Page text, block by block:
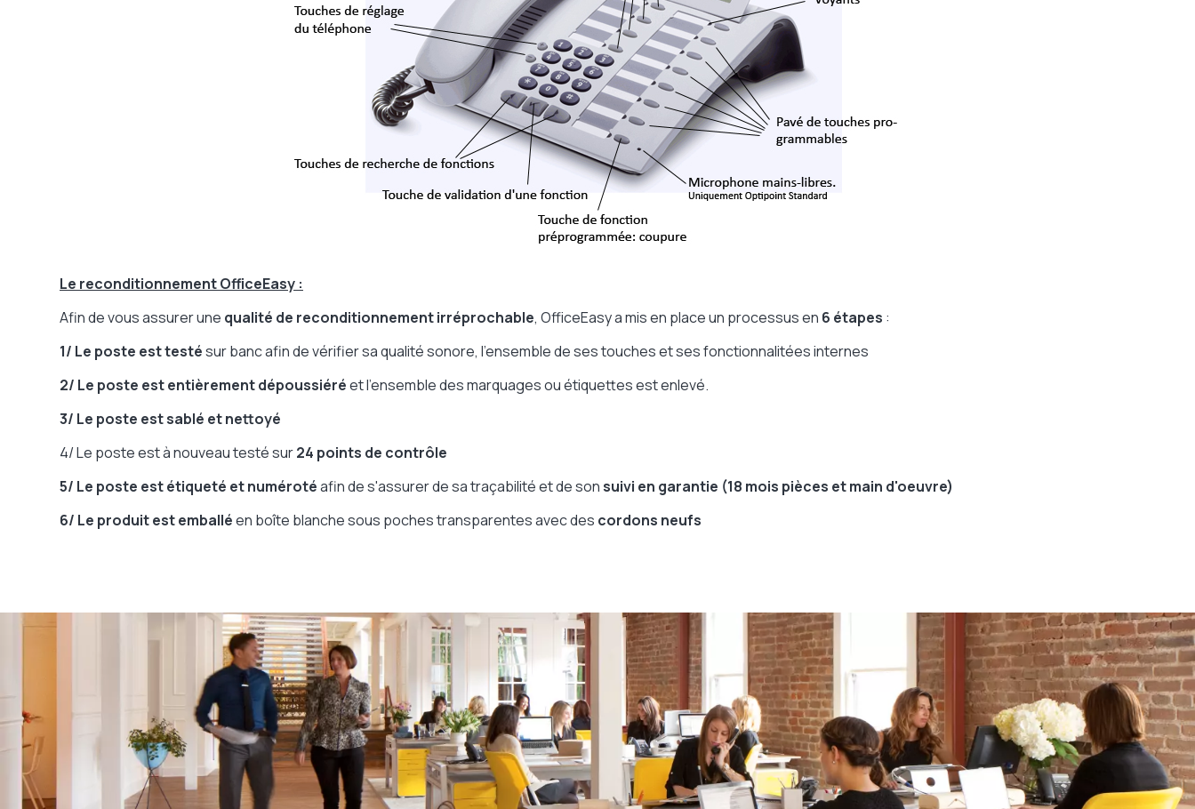
Le reconditionnement OfficeEasy :
Afin de vous assurer une qualité de reconditionnement irréprochable, OfficeEasy a mis en place un processus en 6 étapes :
1/ Le poste est testésur banc afin de vérifier sa qualité sonore, l'ensemble de ses touches et ses fonctionnalitées internes
2/ Le poste est entièrement dépoussiéréet l'ensemble des marquages ou étiquettes est enlevé.
3/ Le poste est sablé et nettoyé
4/ Le poste est à nouveau testé sur24 points de contrôle
5/ Le poste est étiqueté et numérotéafin de s'assurer de sa traçabilité et de sonsuivi en garantie (18 mois pièces et main d'oeuvre)
6/ Le produit est emballéen boîte blanche sous poches transparentes avec des cordons neufs